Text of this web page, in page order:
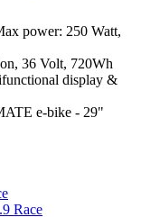
power: 250 Watt,
36 Volt, 720Wh
display &
e-bike - 29"